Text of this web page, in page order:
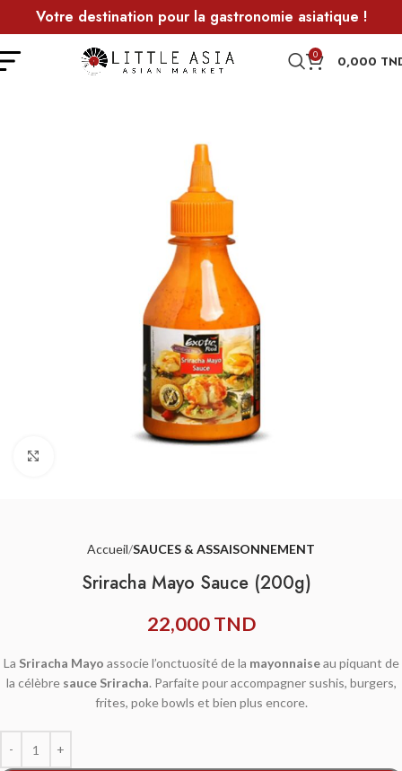
Votre destination pour la gastronomie asiatique !
0 0,000
Accueil SAUCES & ASSAISONNEMENT
Sriracha Mayo Sauce (200g)
22,000TND
La Sriracha Mayo associe l’onctuosité de la mayonnaiseau piquant de
la célèbre sauce Sriracha. Parfaite pour accompagner sushis, burgers,
frites, poke bowls et bien plus encore.